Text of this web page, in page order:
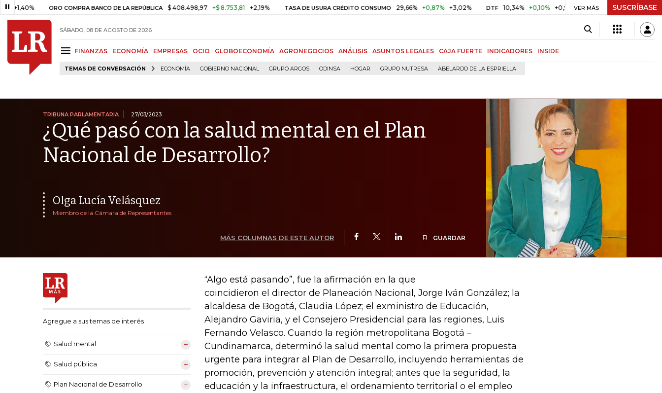
ORO COMPRA BANCO DE LA REPÚBLICA $ 408.498,97 +$ 8.753,81 +2,19% TASA DE USURA CRÉDITO CONSUMO 29,66% +0,87% +3,02% DTF 10,34% +0,10% +0,98% UVR $ 416,96 +$ 0,05 +0,01%
VER MÁS SUSCRÍBASE
SÁBADO, 08 DE AGOSTO DE 2026
FINANZAS ECONOMÍA EMPRESAS OCIO GLOBOECONOMÍA AGRONEGOCIOS ANÁLISIS ASUNTOS LEGALES CAJA FUERTE INDICADORES INSIDE
TEMAS DE CONVERSACIÓN ECONOMÍA GOBIERNO NACIONAL GRUPO ARGOS ODINSA HOGAR GRUPO NUTRESA ABELARDO DE LA ESPRIELLA
TRIBUNA PARLAMENTARIA 27/03/2023
¿Qué pasó con la salud mental en el Plan
Nacional de Desarrollo?
Olga Lucía Velásquez
Miembro de la Cámara de Representantes
MÁS COLUMNAS DE ESTE AUTOR GUARDAR
Agregue a sus temas de interés
Salud mental
Salud pública
Plan Nacional de Desarrollo
“Algo está pasando”, fue la afirmación en la que
coincidieron el director de Planeación Nacional, Jorge Iván González; la
alcaldesa de Bogotá, Claudia López; el exministro de Educación,
Alejandro Gaviria, y el Consejero Presidencial para las regiones, Luis
Fernando Velasco. Cuando la región metropolitana Bogotá –
Cundinamarca, determinó la salud mental como la primera propuesta
urgente para integrar al Plan de Desarrollo, incluyendo herramientas de
promoción, prevención y atención integral; antes que la seguridad, la
educación y la infraestructura, el ordenamiento territorial o el empleo